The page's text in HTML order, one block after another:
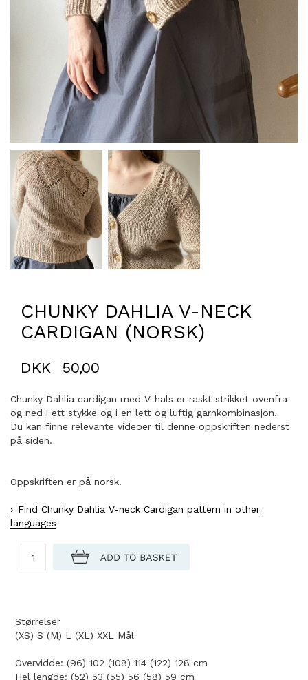
CHUNKY DAHLIA V-NECK
CARDIGAN (NORSK)
DKK 50,00
Chunky Dahlia cardigan med V-hals er raskt strikket ovenfra
og ned i ett stykke og i en lett og luftig garnkombinasjon.
Du kan finne relevante videoer til denne oppskriften nederst
på siden.
Oppskriften er på norsk.
Find Chunky Dahlia V-neck Cardigan pattern in other
languages
Størrelser
(XS) S (M) L (XL) XXL Mål
Overvidde: (96) 102 (108) 114 (122) 128 cm
Hel lengde: (52) 53 (55) 56 (58) 59 cm